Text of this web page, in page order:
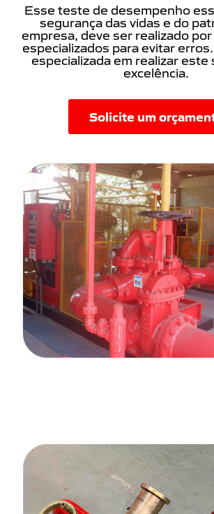
Esse teste de desempenho
segurança das vidas e do
empresa, deve ser realizado
especializados para evitar
especializada em realizar este
excelência.
Solicite um